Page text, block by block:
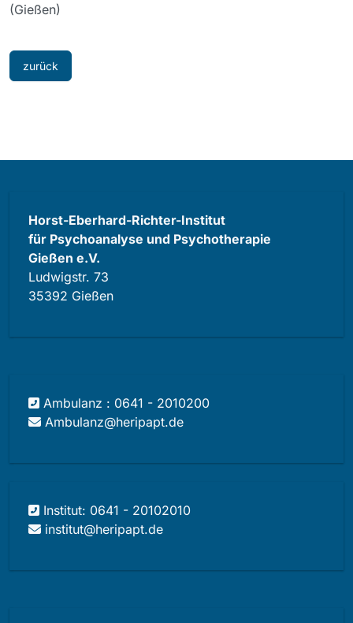
(Gießen)
zurück
Horst-Eberhard-Richter-Institut
für Psychoanalyse und Psychotherapie
Gießen e.V.
Ludwigstr. 73
35392 Gießen
Ambulanz : 0641 - 2010200
Ambulanz@heripapt.de
Institut: 0641 - 20102010
institut@heripapt.de